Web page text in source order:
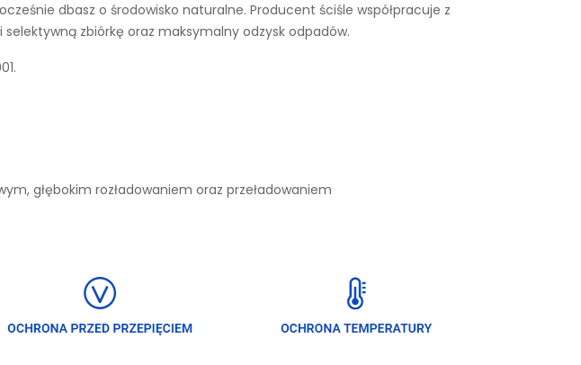
dbasz o środowisko naturalne. Producent ściśle współpracuje z
zbiórkę oraz maksymalny odzysk odpadów.
głębokim rozładowaniem oraz przeładowaniem